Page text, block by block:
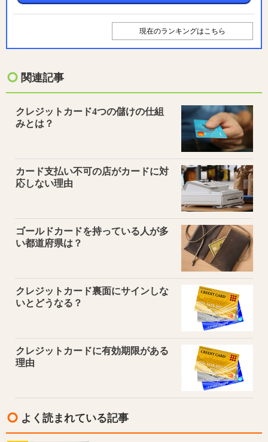
現在のランキングはこちら
関連記事
クレジットカード4つの儲けの仕組
みとは？
カード支払い不可の店がカードに対
応しない理由
ゴールドカードを持っている人が多
い都道府県は？
クレジットカード裏面にサインしな
いとどうなる？
クレジットカードに有効期限がある
理由
よく読まれている記事